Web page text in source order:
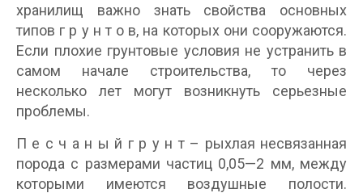
хранилищ важно знать свойства основных
типов г р у н т о в, на которых они сооружаются.
Если плохие грунтовые условия не устранить в
самом начале строительства, то через
несколько лет могут возникнуть серьезные
проблемы.
П е с ч а н ы й г p у н т – рыхлая несвязанная
порода с размерами частиц 0,05—2 мм, между
которыми имеются воздушные полости.